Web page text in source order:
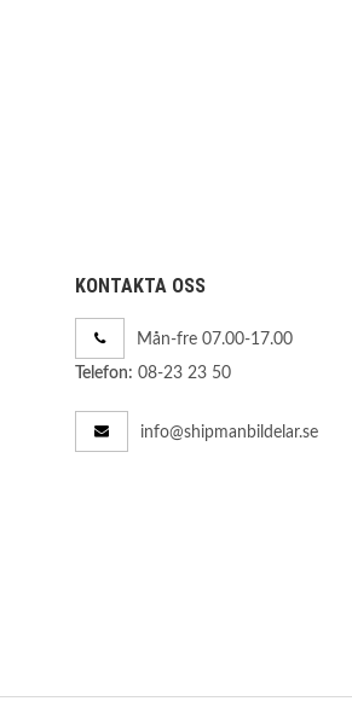
KONTAKTA OSS
Mån-fre 07.00-17.00
Telefon: 08-23 23 50
info@shipmanbildelar.se